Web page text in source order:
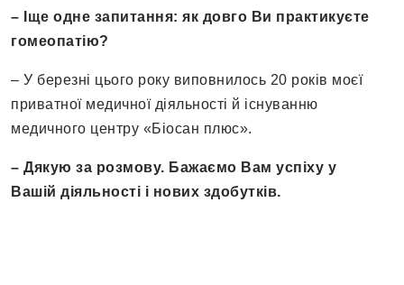
– Іще одне запитання: як довго Ви практикуєте
гомеопатію?
– У березні цього року виповнилось 20 років моєї
приватної медичної діяльності й існуванню
медичного центру «Біосан плюс».
– Дякую за розмову. Бажаємо Вам успіху у
Вашій діяльності і нових здобутків.